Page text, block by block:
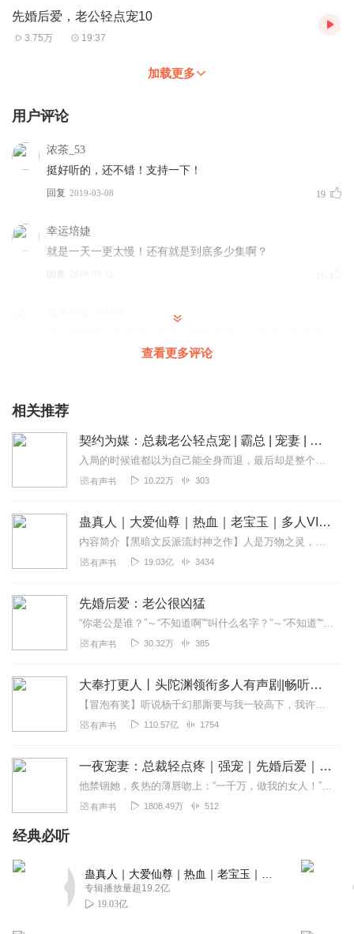
先婚后爱，老公轻点宠10
3.75万 19:37
加载更多
用户评论
浓茶_53
挺好听的，还不错！支持一下！
回复 2019-03-08 19
幸运培婕
就是一天一更太慢！还有就是到底多少集啊？
回复
1584952iuks
莫尽北，就是个渣男变态，有家暴。还是贺越诚比较好，最
聿水南
感谢😊优秀的主播女神٩(๑òωó๑)۶带来的美声盛宴！
1777733hpcs
故事太卡，不过还是很羡慕嫉妒恨
春华方能秋实
优秀组合播出新的优秀播音作品。特别是主播寐尹声音甜润
优美，听得非常愉悦。书中的人物刻画入微，人物特性鲜
明，由始至终。情感表达完美到位，为原作品增色许多，更
2021-12-08 3
要一薪一亿
好听的声音，好听的故事，喜欢的旁白，这团队每一位都很
2021-11-25
老茶客1
查看更多评论
相关推荐
契约为媒：总裁老公轻点宠 | 霸总 | 宠妻 | 先婚后爱
入局的时候谁都以为自己能全身而退，最后却是整个心彻底沦陷。
有声书 10.22万 303
蛊真人｜大爱仙尊｜热血｜老宝玉｜多人VIP免费有声剧
内容简介【黑暗文反派流封神之作】人是万物之灵，蛊是天地真精。一个穿越者不断重生的故事。一个养蛊、炼蛊、用蛊的奇特世界。配音组（男角色）老宝玉旁白...
有声书 19.03亿 3434
先婚后爱：老公很凶猛
“你老公是谁？”～“不知道啊”“叫什么名字？”～“不知道”“来看看哪个是你老公”～“不-知-道”开局相亲就撞上隐婚老公，这很无敌，霸总老公偏偏装路人暧昧狂撩～第...
有声书 30.32万 385
大奉打更人丨头陀渊领衔多人有声剧|畅听全集|王鹤棣、田曦薇主演影视剧原著|卖报小郎君
【冒泡有奖】听说杨千幻那厮要与我一较高下，我许七安要开始装叉了！快进入声音播放页戳下方输入框，冒个泡偷偷告诉我，我要用哪些诗词才能胜过他？说得好的，有赏！202...
有声书 110.57亿 1754
一夜宠妻：总裁轻点疼｜强宠｜先婚后爱｜都市言情
他禁锢她，炙热的薄唇吻上：“一千万，做我的女人！”一夜虐宠，她砸破他的脑袋落荒而逃！五年后，为了年幼的儿子，她忍辱成为他的妻子，日夜对他防备：“出去，你进来做什...
有声书 1808.49万 512
经典必听
专辑播放量超19.2亿
19.03亿